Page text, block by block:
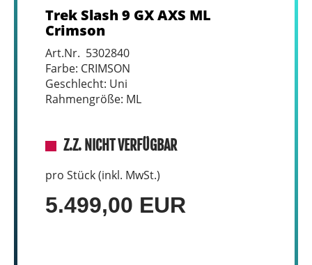
Trek Slash 9 GX AXS ML
Crimson
Art.Nr. 5302840
Farbe: CRIMSON
Geschlecht: Uni
Rahmengröße: ML
Z.Z. NICHT VERFÜGBAR
pro Stück (inkl. MwSt.)
5.499,00 EUR